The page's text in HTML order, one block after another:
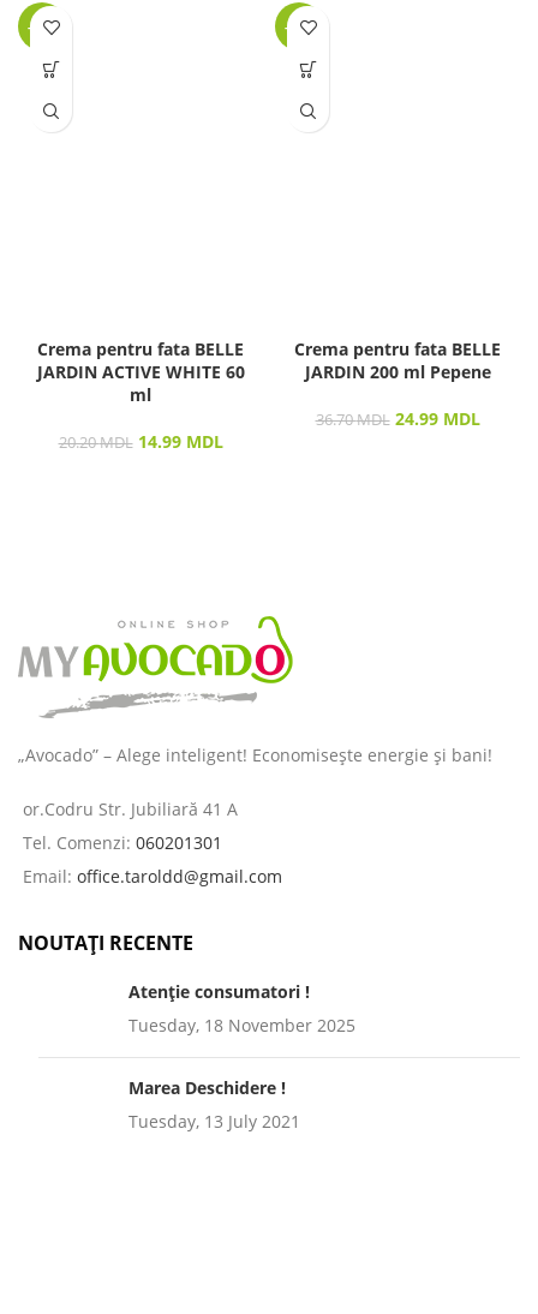
-26%
Crema pentru fata BELLE
JARDIN ACTIVE WHITE 60
ml
20.20MDL 14.99 MDL
-32%
Crema pentru fata BELLE
JARDIN 200 ml Pepene
36.70MDL 24.99 MDL
„Avocado” – Alege inteligent! Economisește energie și bani!
or.Codru Str. Jubiliară 41 A
Tel. Comenzi: 060201301
Email: office.taroldd@gmail.com
NOUTAȚI RECENTE
Atenție consumatori !
Tuesday, 18 November 2025
Marea Deschidere !
Tuesday, 13 July 2021